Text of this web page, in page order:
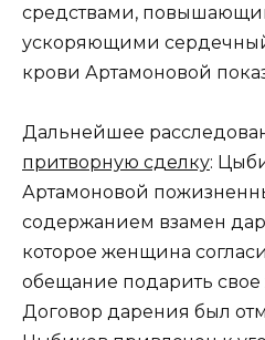
средствами,
ускоряющими
крови Артамоновой
Дальнейшее
притворную сделку:
Артамоновой
содержанием взамен
которое женщина
обещание подарить свое
Договор дарения был